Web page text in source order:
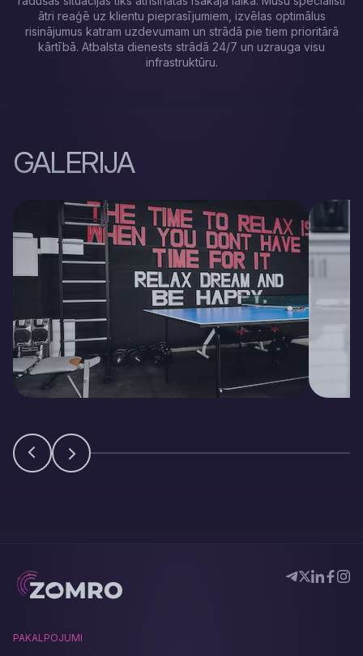
ātri reaģē uz klientu pieprasījumiem, izvēlas optimālus
risinājumus katram uzdevumam un strādā pie tiem prioritārā
kārtībā. Atbalsta dienests strādā 24/7 un uzrauga visu
infrastruktūru.
GALERIJA
PAKALPOJUMI